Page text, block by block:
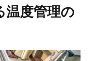
温度管理の